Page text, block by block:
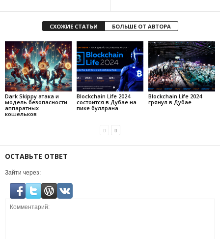
СХОЖИЕ СТАТЬИ БОЛЬШЕ ОТ АВТОРА
Dark Skippy атака и
модель безопасности
аппаратных
кошельков
Blockchain Life 2024
состоится в Дубае на
пике буллрана
Blockchain Life 2024
грянул в Дубае
ОСТАВЬТЕ ОТВЕТ
Зайти через: